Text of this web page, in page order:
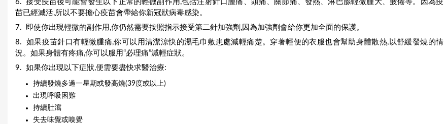
6. 接受疫苗後可能會發生以下正常的輕微副作用,包括注射針口腫痛、頭痛、關節痛、發熱、淋巴腺輕微腫大、疲倦等。因為疫
苗已經滅活,所以不要擔心疫苗會帶給你新冠狀病毒感染。
7. 即使你出現輕微的副作用,你仍然需要按照指示接受第二針加強劑,因為加強劑會給你更加全面的保護。
8. 如果疫苗針口有輕微腫痛,你可以用清潔涼快的濕毛巾敷患處減輕痛楚。穿著輕便的衣服也會幫助身體散熱,以舒緩發燒的情
況。如果身體有疼痛,你可以服用“必理痛”減輕症狀。
9. 如果你出現以下症狀,便需要盡快求醫治療:
持續發燒多過一星期或發高燒(39度或以上)
出現呼吸困難
持續肚瀉
失去味覺或嗅覺